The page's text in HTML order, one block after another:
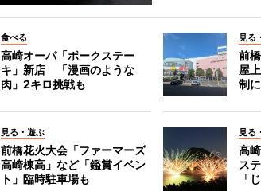
食べる
高崎オーパ「ポークステー
キ」新店 「漫画のような
肉」2キロ挑戦も
見る
前
屋
制
見る・遊ぶ
前橋花火大会「ファーマーズ
高崎棟高」など「鑑賞イベン
ト」臨時駐車場も
見る
高
ス
「